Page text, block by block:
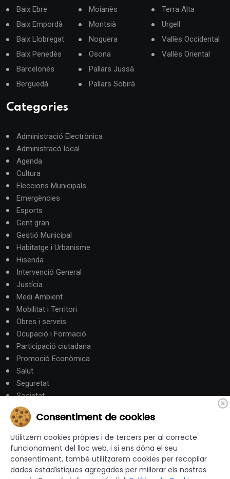
Baix Ebre
Baix Empordà
Baix Llobregat
Baix Penedès
Barcelonès
Berguedà
Moianès
Montsià
Noguera
Osona
Pallars Jussà
Pallars Sobirà
Terra Alta
Urgell
Vallès Occidental
Vallès Oriental
Categories
Administració Electrònica
Administracó local
Agenda
Cultura
Eleccions Municipals
Emergències
Esports
Gent gran
Gestió Municipal
Habitatge i Urbanisme
Hisenda
Intervenció General
Justícia
Medi Ambient
Mobilitat i Territori
Obres i serveis
Ocupació i Formació
Participació ciutadana
Promoció Econòmica
Salut
Seguretat
Societat
Turisme
Altres Canals
canalandorra.ad
Consentiment de cookies
Utilitzem cookies pròpies i de tercers per al correcte
funcionament del lloc web, i si ens dóna el seu
consentiment, també utilitzarem cookies per recopilar
dades estadístiques agregades per millorar els nostres